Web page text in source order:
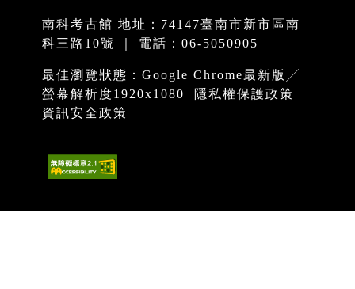
南科考古館 地址：74147臺南市新市區南
科三路10號 ｜ 電話：06-5050905
最佳瀏覽狀態：Google Chrome最新版╱
螢幕解析度1920x1080
隱私權保護政策 |
資訊安全政策